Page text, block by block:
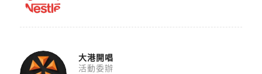
大港開唱
活動委辦